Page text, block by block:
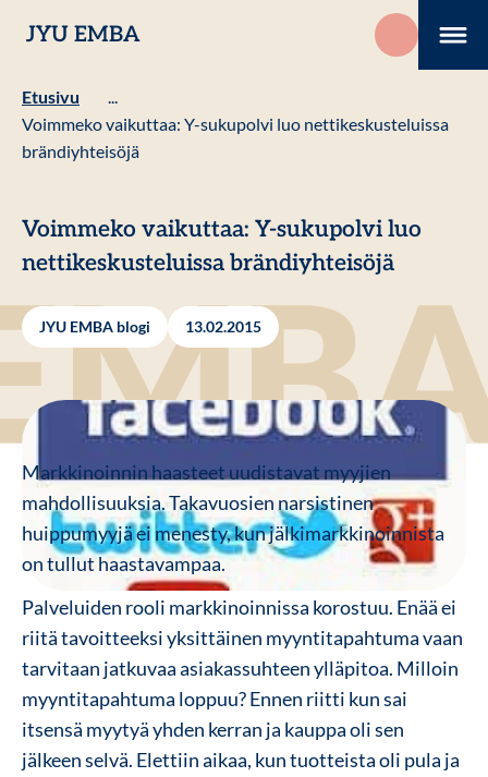
sisältöön
JYU EMBA
Etusivu
...
Voimmeko vaikuttaa: Y-sukupolvi luo nettikeskusteluissa
brändiyhteisöjä
Voimmeko vaikuttaa: Y-sukupolvi luo
nettikeskusteluissa brändiyhteisöjä
JYU EMBA blogi 13.02.2015
Markkinoinnin haasteet uudistavat myyjien
mahdollisuuksia. Takavuosien narsistinen
huippumyyjä ei menesty, kun jälkimarkkinoinnista
on tullut haastavampaa.
Palveluiden rooli markkinoinnissa korostuu. Enää ei
riitä tavoitteeksi yksittäinen myyntitapahtuma vaan
tarvitaan jatkuvaa asiakassuhteen ylläpitoa. Milloin
myyntitapahtuma loppuu? Ennen riitti kun sai
itsensä myytyä yhden kerran ja kauppa oli sen
jälkeen selvä. Elettiin aikaa, kun tuotteista oli pula ja